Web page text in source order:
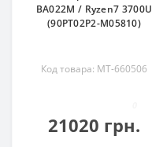
BA022M / Ryzen7 3700U
(90PT02P2-M05810)
Код товара: MT-660506
21020 грн.